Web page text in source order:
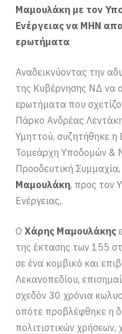
Μαμουλάκη με τον
Ενέργειας να ΜΗΝ
ερωτήματα
Αναδεικνύοντας την
της Κυβέρνησης ΝΔ να
ερωτήματα που
Πάρκο Ανδρέας
Υμηττού, συζητήθηκε η
Τομεάρχη Υποδομών &
Προοδευτική
Μαμουλάκη, προς τον
Ενέργειας,.
ΟΧάρης Μαμουλάκης
της έκτασης των 155
σε ένα κομβικό και
Λεκανοπεδίου,
σχεδόν 30 χρόνια
οπότε προβλέφθηκε η
πολιτιστικών